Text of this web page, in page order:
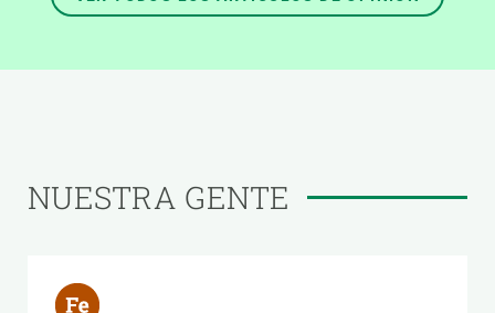
NUESTRA GENTE